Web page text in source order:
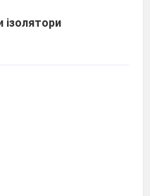
ізолятори